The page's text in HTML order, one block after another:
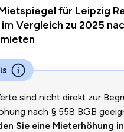
für Leipzig
Vergleich zu 2025
sind nicht direkt zur
nach § 558 BGB
Sie eine Mieterhöhung